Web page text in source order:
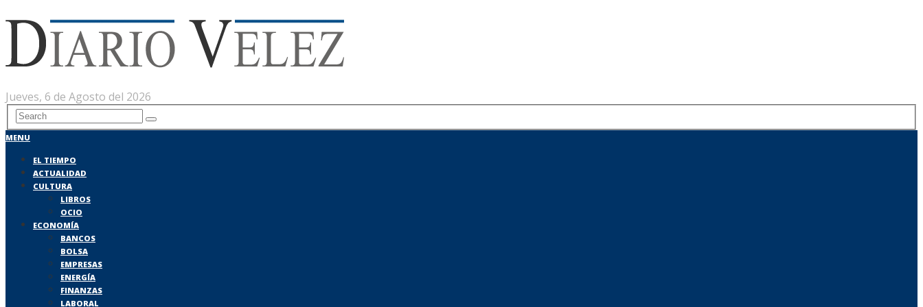
Jueves, 6 de Agosto del 2026
MENU
EL TIEMPO
ACTUALIDAD
CULTURA
LIBROS
OCIO
ECONOMÍA
BANCOS
BOLSA
EMPRESAS
ENERGÍA
FINANZAS
LABORAL